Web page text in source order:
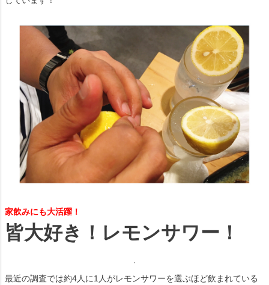
家飲みにも大活躍！
皆大好き！レモンサワー！
最近の調査では約4人に1人がレモンサワーを選ぶほど飲まれている